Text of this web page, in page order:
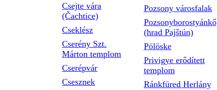
Csejte vára
(Čachtice)
Cseklész
Cserény Szt.
Márton templom
Cserépvár
Csesznek
Pozsony városfalak
Pozsonyborostyánkő
(hrad Pajštún)
Pölöske
Privigye erődített
templom
Ránkfüred Herlány